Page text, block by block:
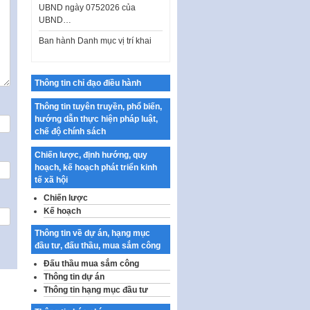
UBND…
Ban hành Danh mục vị trí khai
thác quảng cáo trên địa bàn
Kế hoạch Tổ chức Cuộc thi
chính luận về bảo vệ nền tảng tư
tưởng của Đảng…
Công bố công khai dự toán kinh
phí xây dựng pháp luật, hoàn
thiện thể chế, chính…
Quy định về nghiên cứu, ứng
dụng khoa học, công nghệ, đổi
mới sáng tạo và chuyển…
Quy định chi tiết và hướng dẫn
thi hành một số điều của Luật Lý
lịch tư…
Sửa đổi, bổ sung một số nội
dung tại Nghị quyết số 30/NQ-
CP ngày 24 tháng 02…
Ban hành Chương trình hành
Thông tin chỉ đạo điều hành
Thông tin tuyên truyền, phổ biến,
hướng dẫn thực hiện pháp luật,
chế độ chính sách
Chiến lược, định hướng, quy
hoạch, kế hoạch phát triển kinh
tế xã hội
Chiến lược
Kế hoạch
Thông tin về dự án, hạng mục
đầu tư, đấu thầu, mua sắm công
Đấu thầu mua sắm công
Thông tin dự án
Thông tin hạng mục đầu tư